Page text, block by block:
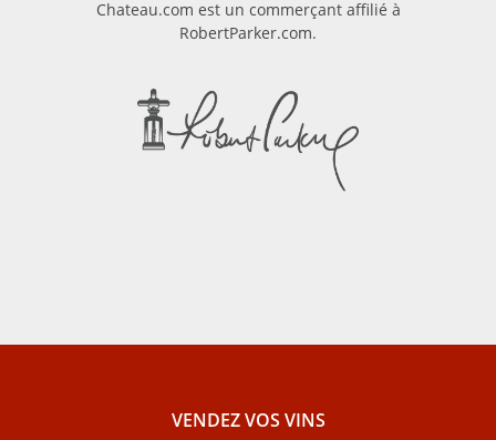
Chateau.com est un commerçant affilié à
RobertParker.com.
VENDEZ VOS VINS